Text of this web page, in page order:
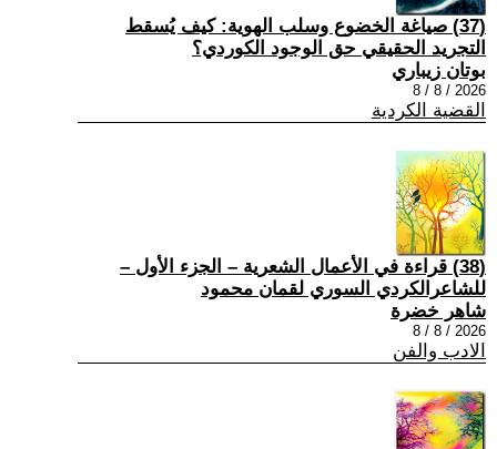
(37) صياغة الخضوع وسلب الهوية: كيف يُسقط
التجريد الحقيقي حق الوجود الكوردي؟
بوتان زيباري
2026 / 8 / 8
القضية الكردية
(38) قراءة في الأعمال الشعرية – الجزء الأول –
للشاعرالكردي السوري لقمان محمود
شاهر خضرة
2026 / 8 / 8
الادب والفن